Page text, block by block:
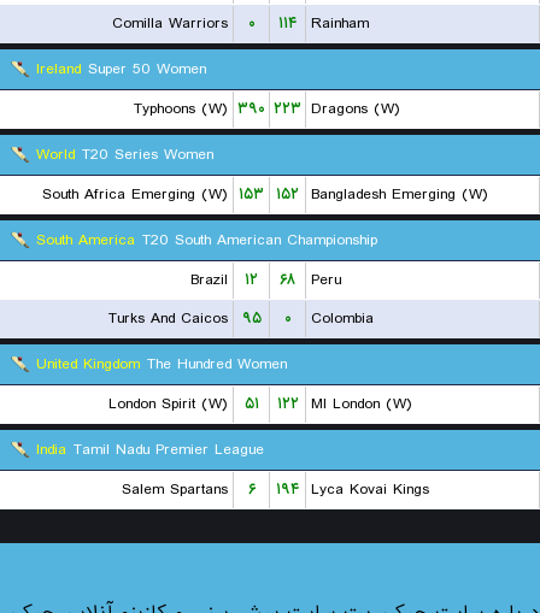
Comilla Warriors
۰ ۱۱۴
Rainham
Ireland Super 50 Women
Typhoons (W) ۳۹۰ ۲۲۳ Dragons (W)
World T20 Series Women
South Africa Emerging (W) ۱۵۳ ۱۵۲ Bangladesh Emerging (W)
South America T20 South American Championship
Brazil
۱۲ ۶۸
Peru
Turks And Caicos
۹۵ ۰
Colombia
United Kingdom The Hundred Women
London Spirit (W)
۵۱ ۱۲۲ MI London (W)
India Tamil Nadu Premier League
Salem Spartans
۶ ۱۹۴ Lyca Kovai Kings